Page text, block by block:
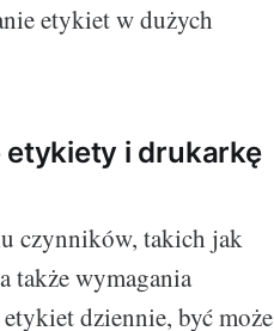
etykiet w dużych
i drukarkę
czynników, takich jak
także wymagania
dziennie, być może